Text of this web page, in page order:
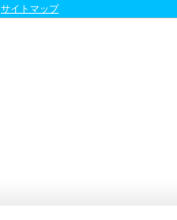
サイトマップ